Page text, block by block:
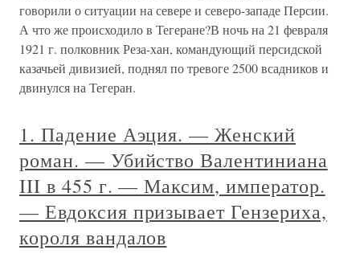
говорили о ситуации на севере и северо-западе Персии.
А что же происходило в Тегеране?В ночь на 21 февраля
1921 г. полковник Реза-хан, командующий персидской
казачьей дивизией, поднял по тревоге 2500 всадников и
двинулся на Тегеран.
1. Падение Аэция. — Женский
роман. — Убийство Валентиниана
III в 455 г. — Максим, император.
— Евдоксия призывает Гензериха,
короля вандалов